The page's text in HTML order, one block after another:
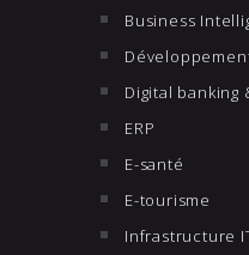
Business
Digital banking
ERP
E-santé
E-tourisme
Infrastructure